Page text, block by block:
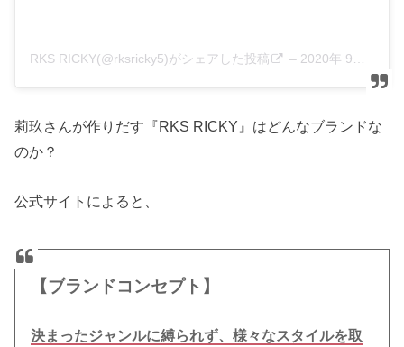
RKS RICKY(@rksricky5)がシェアした投稿 – 2020年 9月月17日午後7時41分PDT
莉玖さんが作りだす『RKS RICKY』はどんなブランドな
のか？
公式サイトによると、
【ブランドコンセプト】
決まったジャンルに縛られず、様々なスタイルを取